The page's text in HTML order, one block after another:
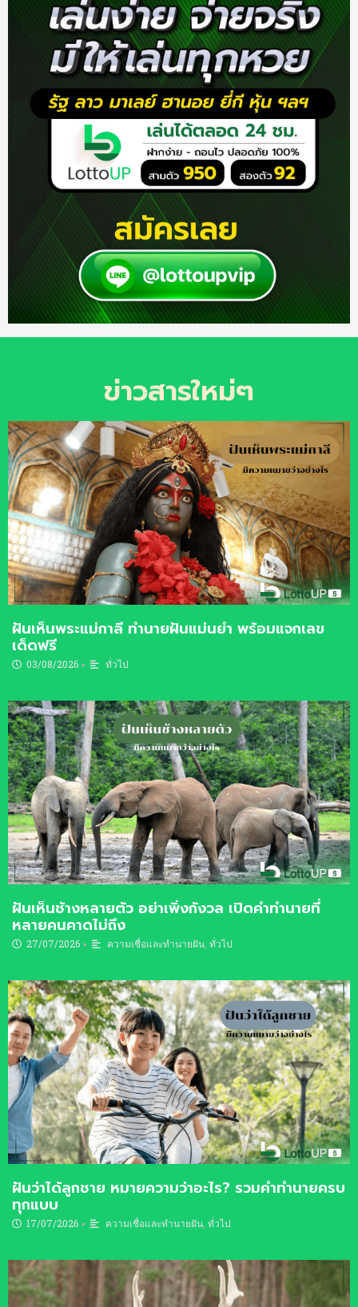
ข่าวสารใหม่ๆ
ฝันเห็นพระแม่กาลี ทำนายฝันแม่นยำ พร้อมแจกเลข
เด็ดฟรี
03/08/2026 • ทั่วไป
ฝันเห็นช้างหลายตัว อย่าเพิ่งกังวล เปิดคำทำนายที่
หลายคนคาดไม่ถึง
27/07/2026 • ความเชื่อและทำนายฝัน, ทั่วไป
ฝันว่าได้ลูกชาย หมายความว่าอะไร? รวมคำทำนายครบ
ทุกแบบ
17/07/2026 • ความเชื่อและทำนายฝัน, ทั่วไป